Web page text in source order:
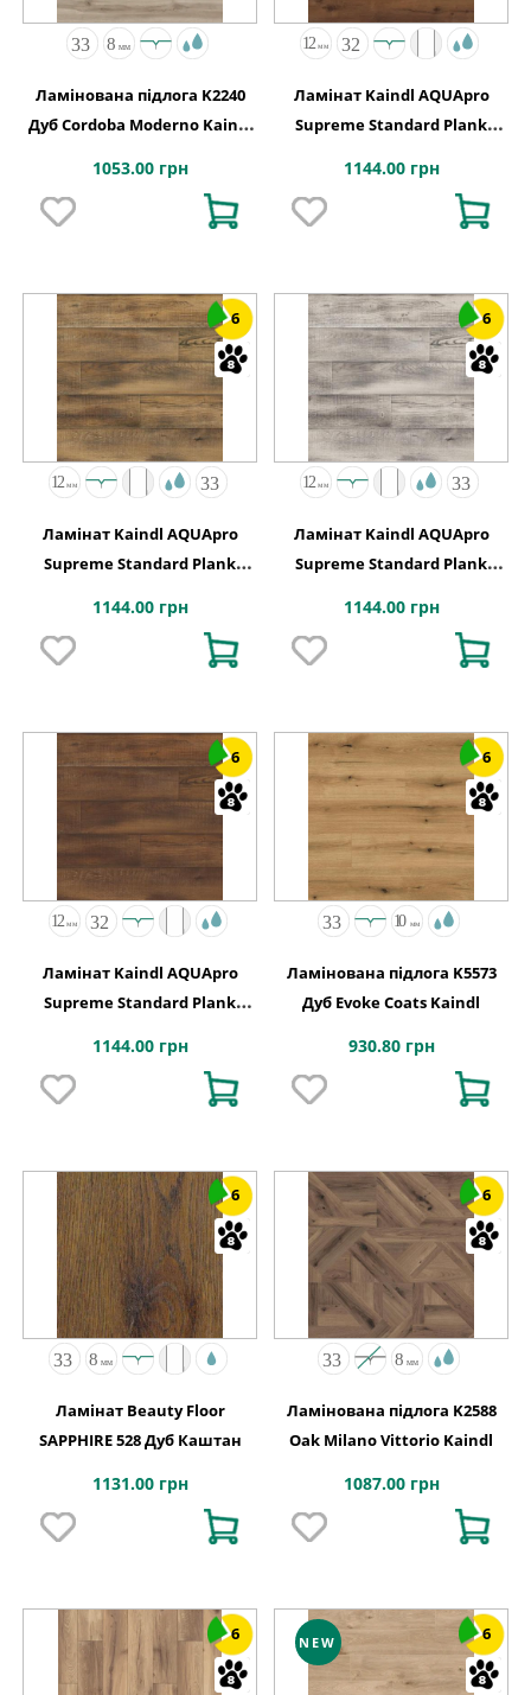
Ламінована підлога K2240
Дуб Cordoba Moderno Kaindl
1053.00 грн
Ламінат Kaindl AQUApro
Supreme Standard Plank
1144.00 грн
6
Ламінат Kaindl AQUApro
Supreme Standard Plank
1144.00 грн
6
Ламінат Kaindl AQUApro
Supreme Standard Plank
1144.00 грн
6
Ламінат Kaindl AQUApro
Supreme Standard Plank
1144.00 грн
6
Ламінована підлога K5573
Дуб Evoke Coats Kaindl
930.80 грн
6
Ламінат Beauty Floor
SAPPHIRE 528 Дуб Каштан
1131.00 грн
6
Ламінована підлога K2588
Oak Milano Vittorio Kaindl
1087.00 грн
6 NEW 6